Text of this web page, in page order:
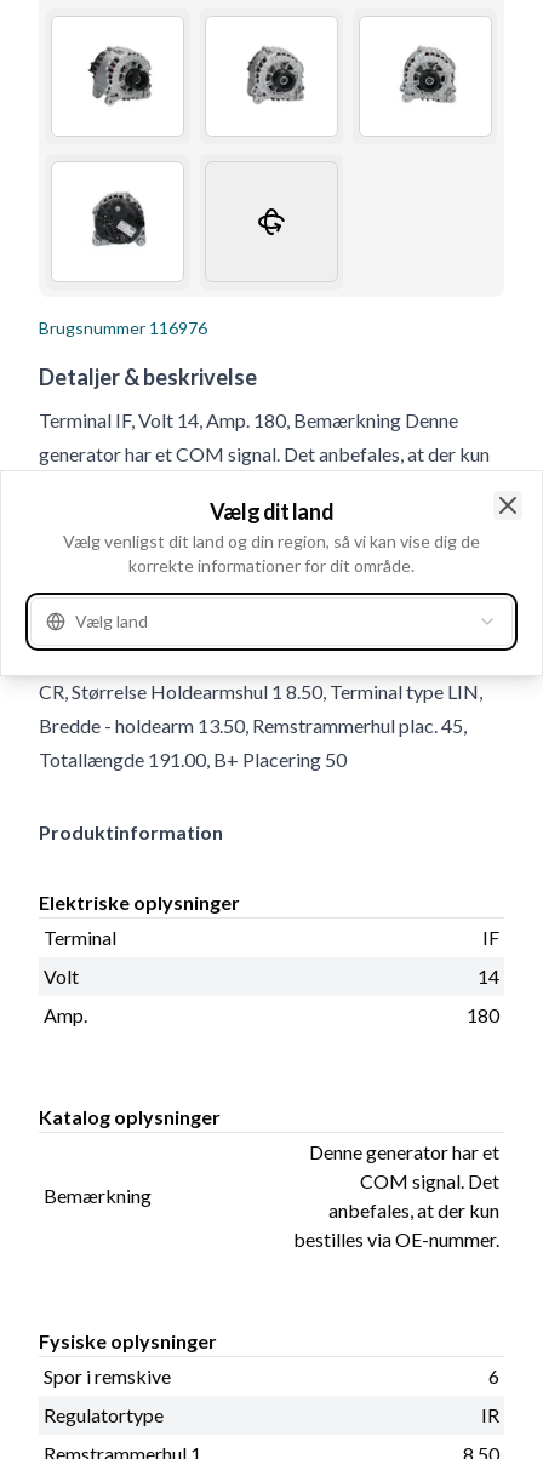
Brugsnummer 116976
Detaljer & beskrivelse
Terminal IF, Volt 14, Amp. 180, Bemærkning Denne
generator har et COM signal. Det anbefales, at der kun
Regulatortype IR, Remstrammerhul 1 8.50, Afstand -
ophæng 61.00, Radius 90.00, Remskivediameter 49.80,
Størrelse Bøjlehul - bag M8, Kommunikation LIN,
Remskive SP, Remskiveafstand 39.50, Kontrol diyotlari
PL181, Blæser IF, Radius 2 90.00, B+ M8x1.25, Rotation
CR, Størrelse Holdearmshul 1 8.50, Terminal type LIN,
Bredde - holdearm 13.50, Remstrammerhul plac. 45,
Totallængde 191.00, B+ Placering 50
Produktinformation
Elektriske oplysninger
Terminal
IF
Volt
14
Amp.
180
Katalog oplysninger
Bemærkning
Denne generator har et
COM signal. Det
anbefales, at der kun
bestilles via OE-nummer.
Fysiske oplysninger
Spor i remskive
6
Regulatortype
IR
Remstrammerhul 1
8.50
Vælg dit land
Vælg venligst dit land og din region, så vi kan vise dig de
korrekte informationer for dit område.
Vælg land